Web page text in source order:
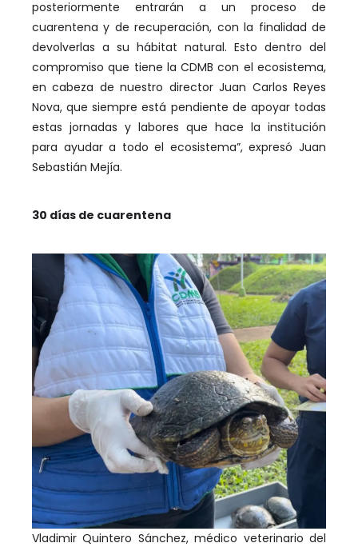
posteriormente entrarán a un proceso de
cuarentena y de recuperación, con la finalidad de
devolverlas a su hábitat natural. Esto dentro del
compromiso que tiene la CDMB con el ecosistema,
en cabeza de nuestro director Juan Carlos Reyes
Nova, que siempre está pendiente de apoyar todas
estas jornadas y labores que hace la institución
para ayudar a todo el ecosistema”, expresó Juan
Sebastián Mejía.
30 días de cuarentena
Vladimir Quintero Sánchez, médico veterinario del